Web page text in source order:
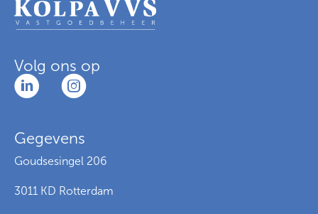
Volg ons op
Gegevens
Goudsesingel 206
3011 KD Rotterdam